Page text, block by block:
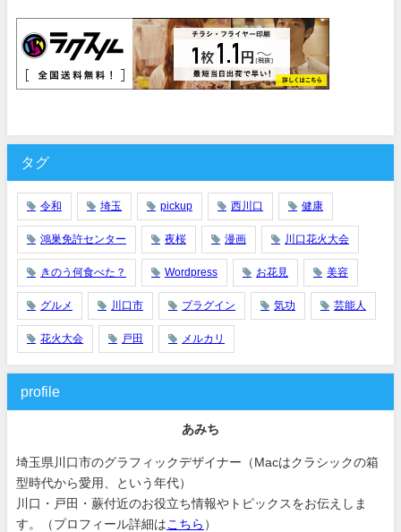
タグ
令和 埼玉 pickup 西川口 健康
鴻巣免許センター 夜桜 漫画 川口花火大会
きのう何食べた？ Wordpress お花見 美容
グルメ 川口市 プラグイン 気功 芸能人
花火大会 戸田 メルカリ
profile
あみち
埼玉県川口市のグラフィックデザイナー（Macはクラシックの箱
型時代から愛用、という年代）
川口・戸田・蕨付近のお役立ち情報やトピックスをお伝えしま
す。（プロフィール詳細は こちら ）